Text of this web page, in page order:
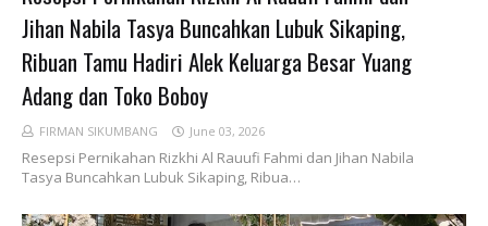
Jihan Nabila Tasya Buncahkan Lubuk Sikaping,
Ribuan Tamu Hadiri Alek Keluarga Besar Yuang
Adang dan Toko Boboy
FIRMAN SIKUMBANG June 03, 2026
Resepsi Pernikahan Rizkhi Al Rauufi Fahmi dan Jihan Nabila
Tasya Buncahkan Lubuk Sikaping, Ribua…